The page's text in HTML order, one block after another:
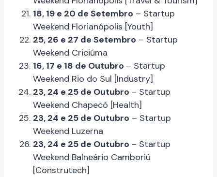
18, 19 e 20 de Setembro – Startup
Weekend Florianópolis [Youth]
25, 26 e 27 de Setembro – Startup
Weekend Criciúma
16, 17 e 18 de Outubro – Startup
Weekend Rio do Sul [Industry]
23, 24 e 25 de Outubro – Startup
Weekend Chapecó [Health]
23, 24 e 25 de Outubro – Startup
Weekend Luzerna
23, 24 e 25 de Outubro – Startup
Weekend Balneário Camboriú
[Construtech]